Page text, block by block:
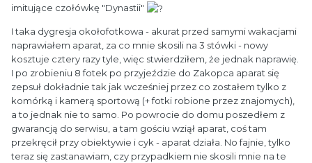
imitujące czołówkę "Dynastii"
I taka dygresja okołofotkowa - akurat przed samymi wakacjami
naprawiałem aparat, za co mnie skosili na 3 stówki - nowy
kosztuje cztery razy tyle, więc stwierdziłem, że jednak naprawię.
I po zrobieniu 8 fotek po przyjeździe do Zakopca aparat się
zepsuł dokładnie tak jak wcześniej przez co zostałem tylko z
komórką i kamerą sportową (+ fotki robione przez znajomych),
a to jednak nie to samo. Po powrocie do domu poszedłem z
gwarancją do serwisu, a tam gościu wziął aparat, coś tam
przekręcił przy obiektywie i cyk - aparat działa. No fajnie, tylko
teraz się zastanawiam, czy przypadkiem nie skosili mnie na te